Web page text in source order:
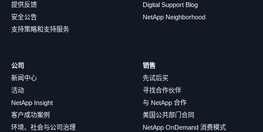
提供反馈
安全公告
支持策略和支持服务
Digital Support Blog
NetApp Neighborhood
公司
新闻中心
活动
NetApp Insight
客户成功案例
环境、社会与公司治理
销售
先试后买
寻找合作伙伴
与 NetApp 合作
美国公共部门合同
NetApp OnDemand 消费模式